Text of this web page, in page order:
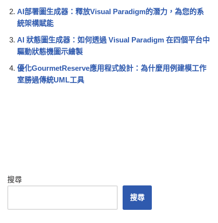
AI部署圖生成器：釋放Visual Paradigm的潛力，為您的系
統架構賦能
AI 狀態圖生成器：如何透過 Visual Paradigm 在四個平台中
驅動狀態機圖示繪製
優化GourmetReserve應用程式設計：為什麼用例建模工作
室勝過傳統UML工具
搜尋
搜尋